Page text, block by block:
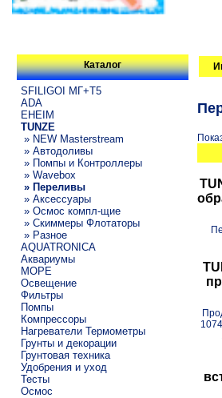
Каталог
SFILIGOI МГ+Т5
ADA
EHEIM
TUNZE
» NEW Masterstream
» Автодоливы
» Помпы и Контроллеры
» Wavebox
» Переливы
» Аксессуары
» Осмос компл-щие
» Скиммеры Флотаторы
» Разное
AQUATRONICA
Аквариумы
МОРЕ
Освещение
Фильтры
Помпы
Компрессоры
Нагреватели Термометры
Грунты и декорации
Грунтовая техника
Удобрения и уход
Тесты
Осмос